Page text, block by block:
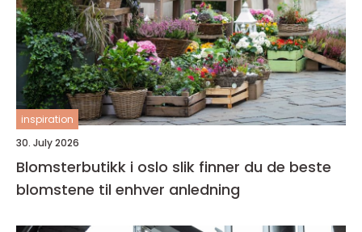
inspiration
30. July 2026
Blomsterbutikk i oslo slik finner du de beste
blomstene til enhver anledning